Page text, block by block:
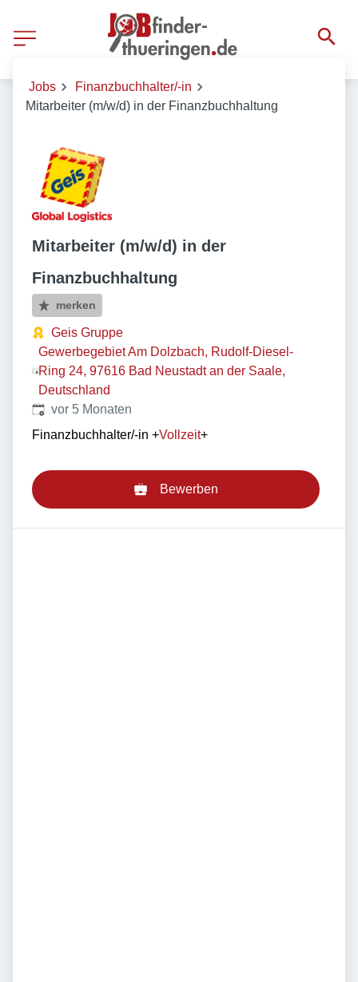
Jobs
Finanzbuchhalter/-in
Mitarbeiter (m/w/d) in der Finanzbuchhaltung
Mitarbeiter (m/w/d) in der
Finanzbuchhaltung
merken
Geis Gruppe
Gewerbegebiet Am Dolzbach, Rudolf-Diesel-
Ring 24, 97616 Bad Neustadt an der Saale,
Deutschland
Veröffentlicht:
vor 5 Monaten
Finanzbuchhalter/-in +Vollzeit+
Bewerben